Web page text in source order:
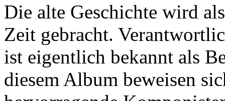
Die alte Geschichte wird
Zeit gebracht.
ist eigentlich bekannt als
diesem Album beweisen